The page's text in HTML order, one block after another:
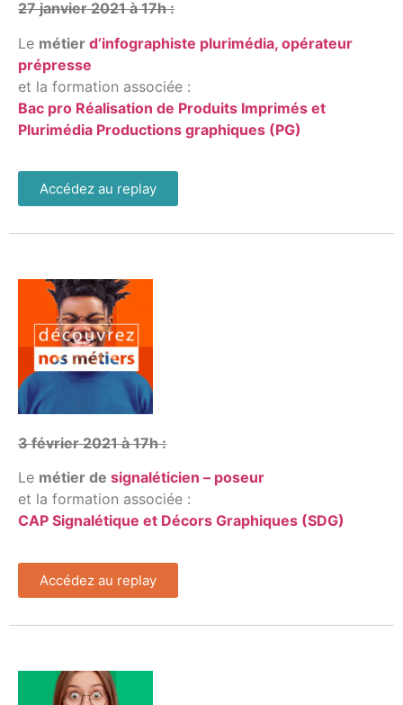
27 janvier 2021 à 17h :
Le métier d’infographiste plurimédia, opérateur
prépresse
et la formation associée :
Bac pro Réalisation de Produits Imprimés et
Plurimédia Productions graphiques (PG)
Accédez au replay
3 février 2021 à 17h :
Le métier de signaléticien – poseur
et la formation associée :
CAP Signalétique et Décors Graphiques (SDG)
Accédez au replay